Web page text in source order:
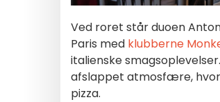
Ved roret står duoen
Paris med klubberne
italienske
afslappet atmosfære,
pizza.